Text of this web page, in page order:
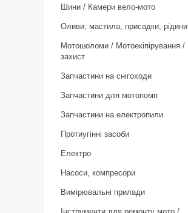
Шини / Камери вело-мото
Оливи, мастила, присадки, рідини
Мотошоломи / Мотоекіпірування /
захист
Запчастини на снігоходи
Запчастини для мотопомп
Запчастини на електропили
Протиугінні засоби
Електро
Насоси, компресори
Вимірювальні прилади